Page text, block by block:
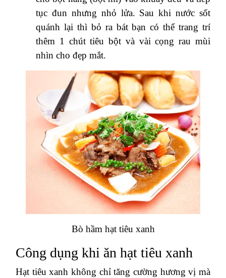
tục đun nhưng nhỏ lửa. Sau khi nước sốt
quánh lại thì bỏ ra bát bạn có thể trang trí
thêm 1 chút tiêu bột và vài cọng rau mùi
nhìn cho đẹp mắt.
Bò hầm hạt tiêu xanh
Công dụng khi ăn hạt tiêu xanh
Hạt tiêu xanh không chỉ tăng cường hương vị mà